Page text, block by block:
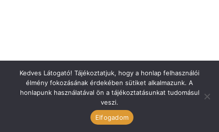
ÁSZF
Kedves Látogató! Tájékoztatjuk, hogy a honlap felhasználói
élmény fokozásának érdekében sütiket alkalmazunk. A
honlapunk használatával ön a tájékoztatásunkat tudomásul
veszi.
Elfogadom